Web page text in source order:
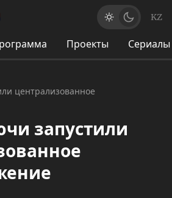
KZ
Проекты Сериалы
централизованное
запустили